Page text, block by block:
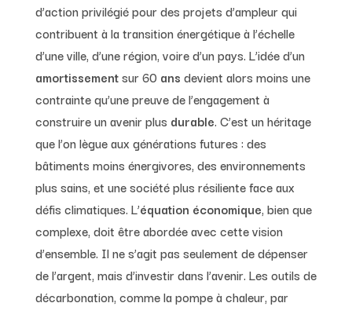
d’action privilégié pour des projets d’ampleur qui
contribuent à la transition énergétique à l’échelle
d’une ville, d’une région, voire d’un pays. L’idée d’un
amortissementsur 60 ans devient alors moins une
contrainte qu’une preuve de l’engagement à
construire un avenir plus durable. C’est un héritage
que l’on lègue aux générations futures : des
bâtiments moins énergivores, des environnements
plus sains, et une société plus résiliente face aux
défis climatiques. L’équation économique, bien que
complexe, doit être abordée avec cette vision
d’ensemble. Il ne s’agit pas seulement de dépenser
de l’argent, mais d’investir dans l’avenir. Les outils de
décarbonation, comme la pompe à chaleur, par